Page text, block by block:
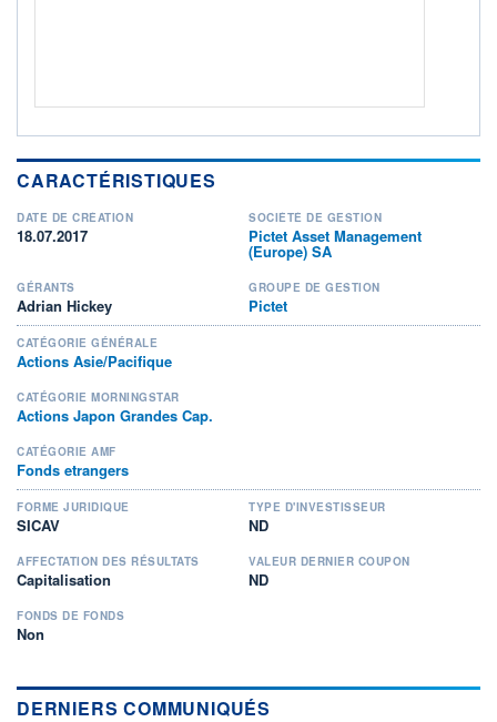
CARACTÉRISTIQUES
DATE DE CRÉATION
18.07.2017
SOCIÉTÉ DE GESTION
Pictet Asset Management
(Europe) SA
GÉRANTS
Adrian Hickey
GROUPE DE GESTION
Pictet
CATÉGORIE GÉNÉRALE
Actions Asie/Pacifique
CATÉGORIE MORNINGSTAR
Actions Japon Grandes Cap.
CATÉGORIE AMF
Fonds etrangers
FORME JURIDIQUE
SICAV
TYPE D'INVESTISSEUR
ND
AFFECTATION DES RÉSULTATS
Capitalisation
VALEUR DERNIER COUPON
ND
FONDS DE FONDS
Non
DERNIERS COMMUNIQUÉS